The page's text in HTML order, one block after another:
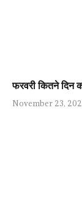
फरवरी कितने
November 23,